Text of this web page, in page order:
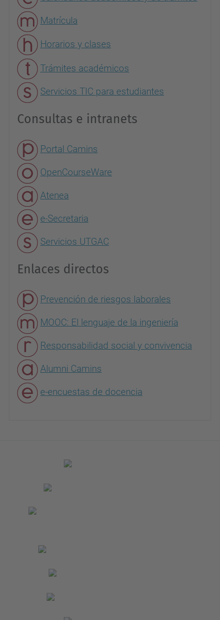
Matrícula
Horarios y clases
Trámites académicos
Servicios TIC para estudiantes
Consultas e intranets
Portal Camins
OpenCourseWare
Atenea
e-Secretaria
Servicios UTGAC
Enlaces directos
Prevención de riesgos laborales
MOOC: El lenguaje de la ingeniería
Responsabilidad social y convivencia
Alumni Camins
e-encuestas de docencia